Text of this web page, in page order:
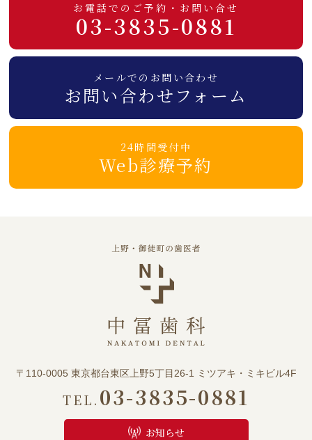
お電話でのご予約・お問い合せ
03-3835-0881
メールでのお問い合わせ
お問い合わせフォーム
24時間受付中
Web診療予約
〒110-0005 東京都台東区上野5丁目26-1 ミツアキ・ミキビル4F
TEL. 03-3835-0881
お知らせ